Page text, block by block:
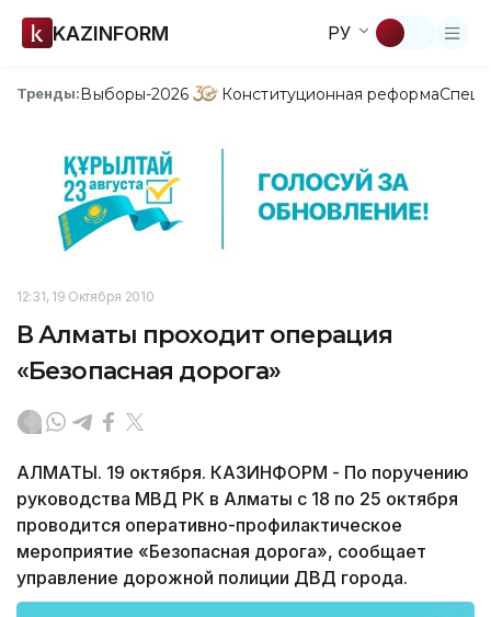
KAZINFORM РУ
Тренды:Выборы-2026 Конституционная реформа
12:31, 19 Октября 2010
В Алматы проходит операция
«Безопасная дорога»
АЛМАТЫ. 19 октября. КАЗИНФОРМ - По поручению
руководства МВД РК в Алматы с 18 по 25 октября
проводится оперативно-профилактическое
мероприятие «Безопасная дорога», сообщает
управление дорожной полиции ДВД города.